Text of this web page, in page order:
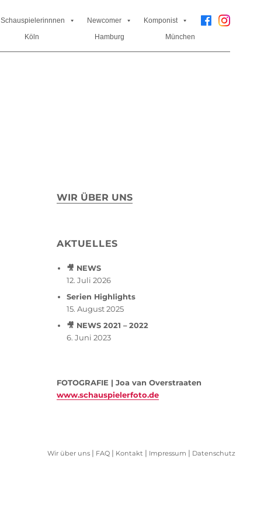
Köln Hamburg München
Schauspielerinnnen Newcomer Komponist
WIR ÜBER UNS
AKTUELLES
🎥 NEWS
12. Juli 2026
Serien Highlights
15. August 2025
🎥 NEWS 2021 – 2022
6. Juni 2023
FOTOGRAFIE | Joa van Overstraaten
www.schauspielerfoto.de
Wir über uns| FAQ| Kontakt | Impressum | Datenschutz